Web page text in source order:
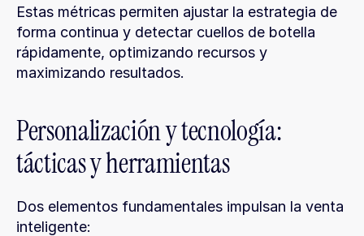
Estas métricas permiten ajustar la estrategia de
forma continua y detectar cuellos de botella
rápidamente, optimizando recursos y
maximizando resultados.
Personalización y tecnología:
tácticas y herramientas
Dos elementos fundamentales impulsan la venta
inteligente: